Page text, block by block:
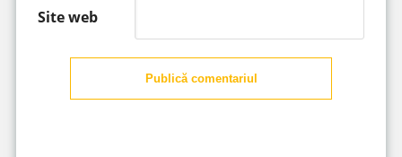
Site web
Publică comentariul